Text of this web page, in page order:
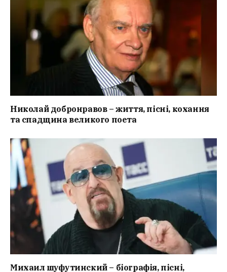
Николай добронравов – життя, пісні, кохання
та спадщина великого поета
Михаил шуфутинский – біографія, пісні,